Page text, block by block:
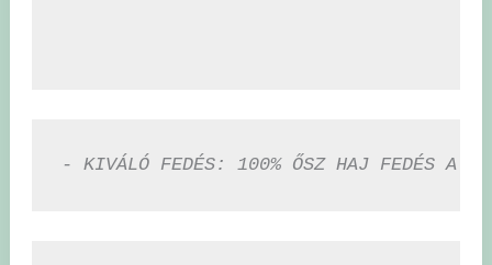
- KIVÁLÓ FEDÉS: 100% ŐSZ HAJ FEDÉS A